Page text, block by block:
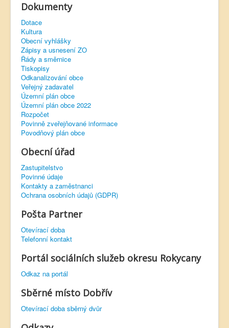
Dokumenty
Dotace
Kultura
Obecní vyhlášky
Zápisy a usnesení ZO
Řády a směrnice
Tiskopisy
Odkanalizování obce
Veřejný zadavatel
Územní plán obce
Územní plán obce 2022
Rozpočet
Povinně zveřejňované informace
Povodňový plán obce
Obecní úřad
Zastupitelstvo
Povinné údaje
Kontakty a zaměstnanci
Ochrana osobních údajů (GDPR)
Pošta Partner
Otevírací doba
Telefonní kontakt
Portál sociálních služeb okresu Rokycany
Odkaz na portál
Sběrné místo Dobřív
Otevírací doba sběrný dvůr